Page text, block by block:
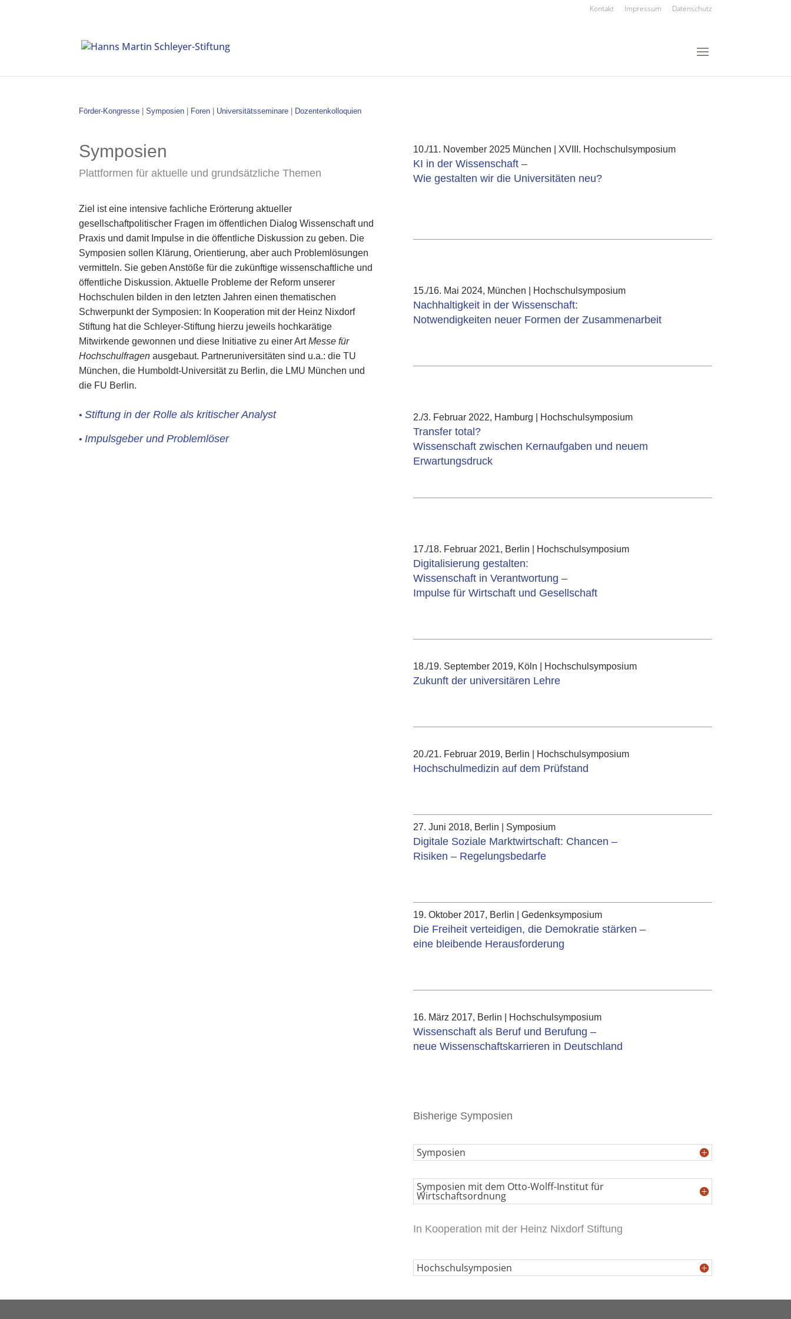
Kontakt Impressum Datenschutz
Förder-Kongresse |Symposien Foren Universitätsseminare Dozentenkolloquien
Symposien
Plattformen für aktuelle und grundsätzliche Themen
Ziel ist eine intensive fachliche Erörterung aktueller
gesellschaftpolitischer Fragen im öffentlichen Dialog Wissenschaft und
Praxis und damit Impulse in die öffentliche Diskussion zu geben. Die
Symposien sollen Klärung, Orientierung, aber auch Problemlösungen
vermitteln. Sie geben Anstöße für die zukünftige wissenschaftliche und
öffentliche Diskussion. Aktuelle Probleme der Reform unserer
Hochschulen bilden in den letzten Jahren einen thematischen
Schwerpunkt der Symposien: In Kooperation mit der Heinz Nixdorf
Stiftung hat die Schleyer-Stiftung hierzu jeweils hochkarätige
Mitwirkende gewonnen und diese Initiative zu einer ArtMesse für
Hochschulfragen ausgebaut. Partneruniversitäten sind u.a.: die TU
München, die Humboldt-Universität zu Berlin, die LMU München und
die FU Berlin.
• Stiftung in der Rolle als kritischer Analyst
• Impulsgeber und Problemlöser
10./11. November 2025 München | XVIII. Hochschulsymposium
KI in der Wissenschaft –
Wie gestalten wir die Universitäten neu?
15./16. Mai 2024, München | Hochschulsymposium
Nachhaltigkeit in der Wissenschaft:
Notwendigkeiten neuer Formen der Zusammenarbeit
2./3. Februar 2022, Hamburg | Hochschulsymposium
Transfer total?
Wissenschaft zwischen Kernaufgaben und neuem
Erwartungsdruck
17./18. Februar 2021, Berlin | Hochschulsymposium
Digitalisierung gestalten:
Wissenschaft in Verantwortung –
Impulse für Wirtschaft und Gesellschaft
18./19. September 2019, Köln | Hochschulsymposium
Zukunft der universitären Lehre
20./21. Februar 2019, Berlin | Hochschulsymposium
Hochschulmedizin auf dem Prüfstand
27. Juni 2018, Berlin | Symposium
Digitale Soziale Marktwirtschaft: Chancen –
Risiken – Regelungsbedarfe
19. Oktober 2017, Berlin | Gedenksymposium
Die Freiheit verteidigen, die Demokratie stärken –
eine bleibende Herausforderung
16. März 2017, Berlin | Hochschulsymposium
Wissenschaft als Beruf und Berufung –
neue Wissenschaftskarrieren in Deutschland
Bisherige Symposien
Symposien
Symposien mit dem Otto-Wolff-Institut für
Wirtschaftsordnung
In Kooperation mit der Heinz Nixdorf Stiftung
Hochschulsymposien